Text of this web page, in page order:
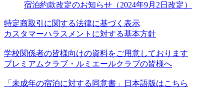
宿泊約款改定のお知らせ（2024年9月2日改定）
特定商取引に関する法律に基づく表示
カスタマーハラスメントに対する基本方針
学校関係者の皆様向けの資料をご用意しております
プレミアムクラブ・ルミエールクラブの皆様へ
「未成年の宿泊に対する同意書」日本語版はこちら